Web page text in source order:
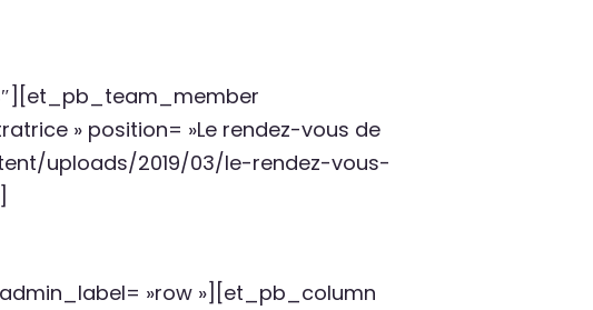
» position= »Le rendez-vous de
uploads/2019/03/le-rendez-vous-
»row »][et_pb_column